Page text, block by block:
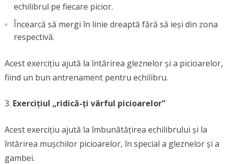
echilibrul pe fiecare picior.
Încearcă să mergi în linie dreaptă fără să ieși din zona
respectivă.
Acest exercițiu ajută la întărirea gleznelor și a picioarelor,
fiind un bun antrenament pentru echilibru.
Exercițiul „ridică-ți vârful picioarelor”
Acest exercițiu ajută la îmbunătățirea echilibrului și la
întărirea mușchilor picioarelor, în special a gleznelor și a
gambei.